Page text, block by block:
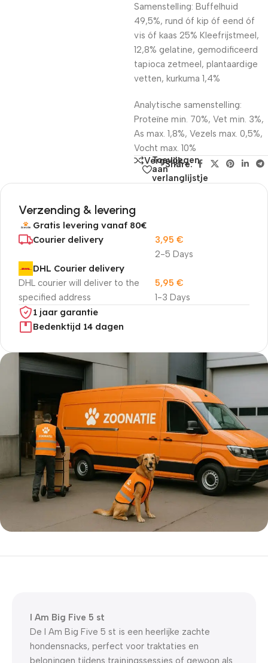
Samenstelling: Buffelhuid
49,5%, rund óf kip óf eend óf
vis óf kaas 25% Kleefrijstmeel,
12,8% gelatine, gemodificeerd
tapioca zetmeel, plantaardige
vetten, kurkuma 1,4%
Analytische samenstelling:
Proteïne min. 70%, Vet min. 3%,
As max. 1,8%, Vezels max. 0,5%,
Vocht max. 10%
Vergelijk
Toevoegen
aan
verlanglijstje
Share:
Verzending & levering
Gratis levering vanaf 80€
Courier delivery
2-5 Days
3,95 €
DHL Courier delivery
DHL courier will deliver to the
specified address
1-3 Days
5,95 €
1 jaar garantie
Bedenktijd 14 dagen
5% korting met code
I Am Big Five 5 st
De I Am Big Five 5 st is een heerlijke zachte
hondensnacks, perfect voor traktaties en
beloningen tijdens trainingssessies of gewoon als